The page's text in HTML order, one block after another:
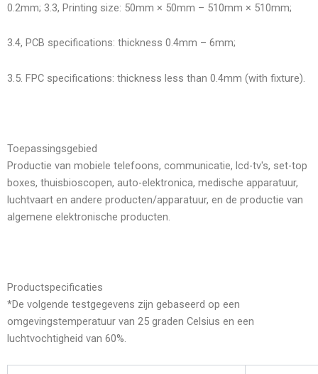
0.2mm; 3.3, Printing size: 50mm × 50mm – 510mm × 510mm;
3.4, PCB specifications: thickness 0.4mm – 6mm;
3.5. FPC specifications: thickness less than 0.4mm (with fixture).
Toepassingsgebied
Productie van mobiele telefoons, communicatie, lcd-tv's, set-top
boxes, thuisbioscopen, auto-elektronica, medische apparatuur,
luchtvaart en andere producten/apparatuur, en de productie van
algemene elektronische producten.
Productspecificaties
*De volgende testgegevens zijn gebaseerd op een
omgevingstemperatuur van 25 graden Celsius en een
luchtvochtigheid van 60%.